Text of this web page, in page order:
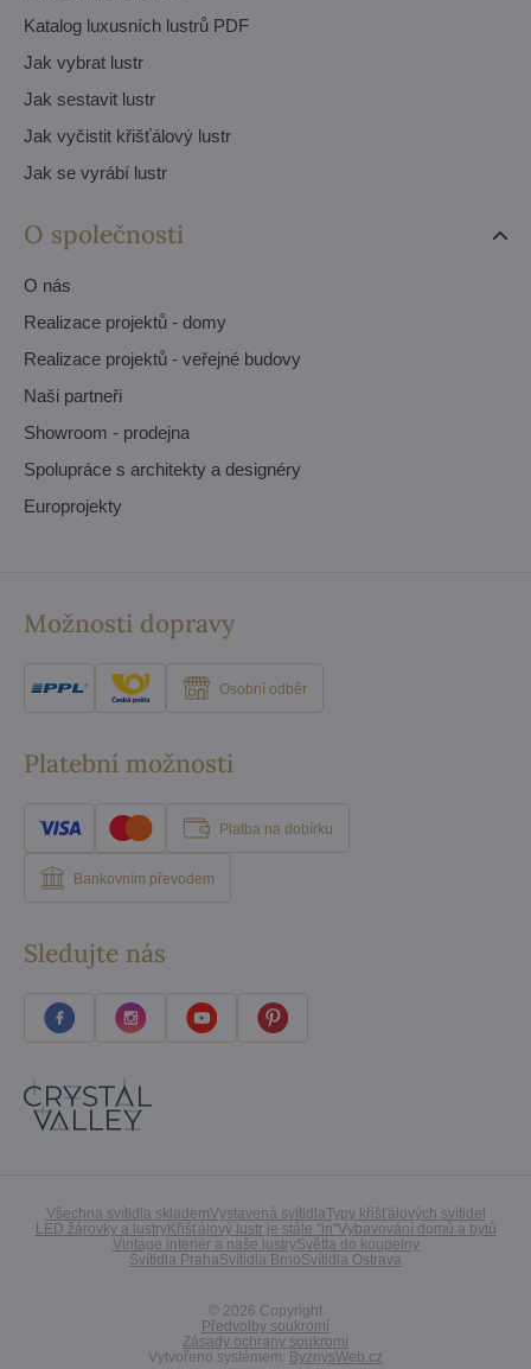
Katalog luxusních lustrů PDF
Jak vybrat lustr
Jak sestavit lustr
Jak vyčistit křišťálový lustr
Jak se vyrábí lustr
O společnosti
O nás
Realizace projektů - domy
Realizace projektů - veřejné budovy
Naši partneři
Showroom - prodejna
Spolupráce s architekty a designéry
Europrojekty
Možnosti dopravy
Osobní odběr
Platební možnosti
Platba na dobírku
Bankovním převodem
Sledujte nás
Všechna svítidla sklademVystavená svítidlaTypy křišťálových svítidel
LED žárovky a lustryKřišťálový lustr je stále "in"Vybavování domů a bytů
Vintage interiér a naše lustrySvětla do koupelny
Svítidla PrahaSvítidla BrnoSvítidla Ostrava
© 2026 Copyright
Předvolby soukromí
Zásady ochrany soukromí
Vytvořeno systémem: ByznysWeb.cz